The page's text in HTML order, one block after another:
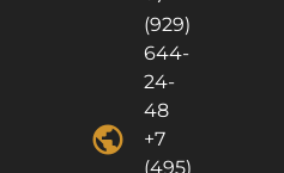
public
(929)
644-
24-
48
+7
(495)